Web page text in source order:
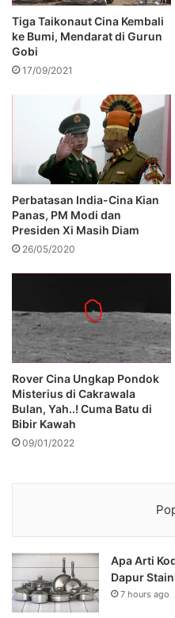
Tiga Taikonaut Cina Kembali
ke Bumi, Mendarat di Gurun
Gobi
17/09/2021
Perbatasan India-Cina Kian
Panas, PM Modi dan
Presiden Xi Masih Diam
26/05/2020
Rover Cina Ungkap Pondok
Misterius di Cakrawala
Bulan, Yah..! Cuma Batu di
Bibir Kawah
09/01/2022
Apa Arti
Dapur
7 hours ago